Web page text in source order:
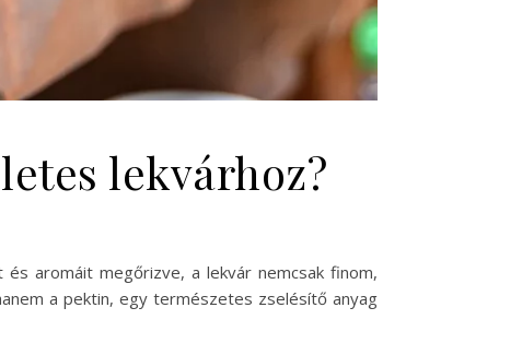
lekvárhoz?
aromáit megőrizve, a lekvár nemcsak finom,
a pektin, egy természetes zselésítő anyag